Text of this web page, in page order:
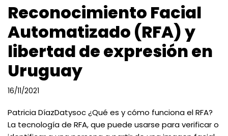
Reconocimiento Facial
Automatizado (RFA) y
libertad de expresión en
Uruguay
16/11/2021
Patricia DíazDatysoc ¿Qué es y cómo funciona el RFA?
La tecnología de RFA, que puede usarse para verificar o